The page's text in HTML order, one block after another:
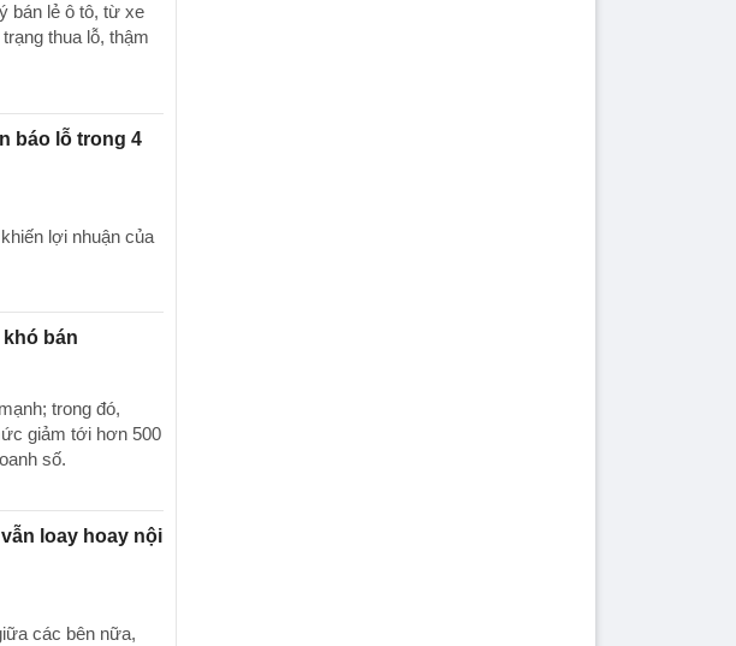
bán lẻ ô tô, từ xe
thua lỗ, thậm
báo lỗ trong 4
lợi nhuận của
khó bán
trong đó,
giảm tới hơn 500
số.
loay hoay nội
các bên nữa,